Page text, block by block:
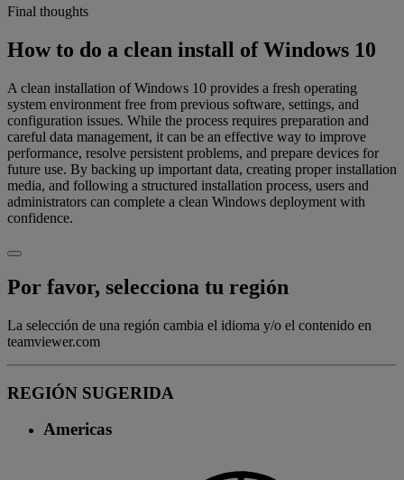
Final thoughts
How to do a clean install of Windows 10
A clean installation of Windows 10 provides a fresh operating
system environment free from previous software, settings, and
configuration issues. While the process requires preparation and
careful data management, it can be an effective way to improve
performance, resolve persistent problems, and prepare devices for
future use. By backing up important data, creating proper installation
media, and following a structured installation process, users and
administrators can complete a clean Windows deployment with
confidence.
Por favor, selecciona tu región
La selección de una región cambia el idioma y/o el contenido en
teamviewer.com
REGIÓN SUGERIDA
Americas